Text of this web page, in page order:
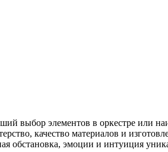
выбор элементов в оркестре или
качество материалов и
обстановка, эмоции и интуиция